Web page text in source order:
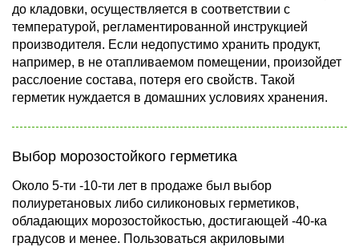
до кладовки, осуществляется в соответствии с
температурой, регламентированной инструкцией
производителя. Если недопустимо хранить продукт,
например, в не отапливаемом помещении, произойдет
расслоение состава, потеря его свойств. Такой
герметик нуждается в домашних условиях хранения.
Выбор морозостойкого герметика
Около 5-ти -10-ти лет в продаже был выбор
полиуретановых либо силиконовых герметиков,
обладающих морозостойкостью, достигающей -40-ка
градусов и менее. Пользоваться акриловыми